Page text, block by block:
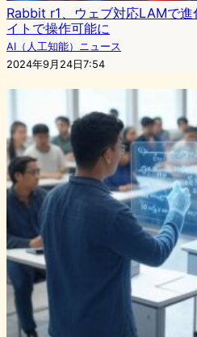
Rabbit r1、ウェブ対応LAMで
イトで操作可能に
AI（人工知能）ニュース
2024年9月24日7:54